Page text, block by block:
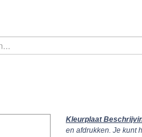
Kleurplaat
en afdrukken. Je kunt